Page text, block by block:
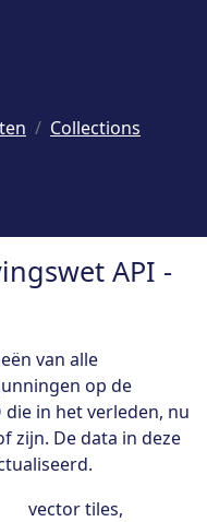
Collections
API -
van alle
op de
in het verleden, nu
zijn. De data in deze
vector tiles,